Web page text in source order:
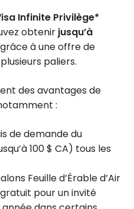
Infinite Privilège*
obtenir jusqu’à
grâce à une offre de
paliers.
des avantages de
:
de demande du
100 $ CA) tous les
Feuille d’Érable d’Air
pour un invité